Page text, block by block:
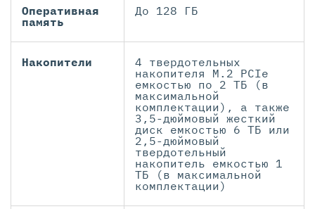
Оперативная
память
До 128 ГБ
Накопители
4 твердотельных
накопителя M.2 PCIe
емкостью по 2 ТБ (в
максимальной
комплектации), а также
3,5-дюймовый жесткий
диск емкостью 6 ТБ или
2,5-дюймовый
твердотельный
накопитель емкостью 1
ТБ (в максимальной
комплектации)